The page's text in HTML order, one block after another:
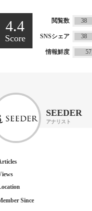
4.4
Score
閲覧数 38
SNSシェア 38
情報鮮度 57
SEEDER
アナリスト
Since